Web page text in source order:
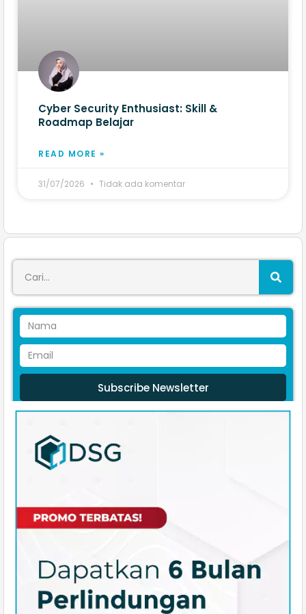
Cyber Security Enthusiast: Skill &
Roadmap Belajar
READ MORE »
31/07/2026 Tidak ada komentar
Subscribe Newsletter